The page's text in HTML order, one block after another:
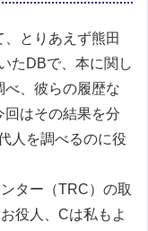
とりあえず熊田
たDBで、本に関し
、彼らの履歴な
回はその結果を分
人を調べるのに役
ター（TRC）の取
役人、Cは私もよ